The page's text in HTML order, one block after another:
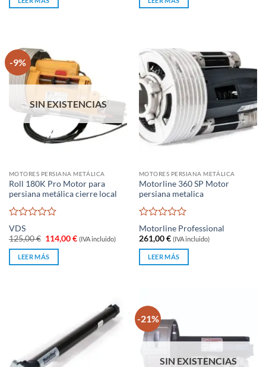
5
era:
5
-9%
SIN EXISTENCIAS
MOTORES PERSIANA METÁLICA
Roll 180K Pro Motor para
persiana metálica cierre local
Valorado
con
0
5
VDS
125,00€ El
precio
original
era:
125,00 €.
114,00€El
precio
(IVA incluido)
LEER MÁS
MOTORES PERSIANA METÁLICA
Motorline 360 SP Motor
persiana metalica
Valorado
con
0
5
Motorline Professional
261,00€ (IVA incluido)
LEER MÁS
-21%
SIN EXISTENCIAS